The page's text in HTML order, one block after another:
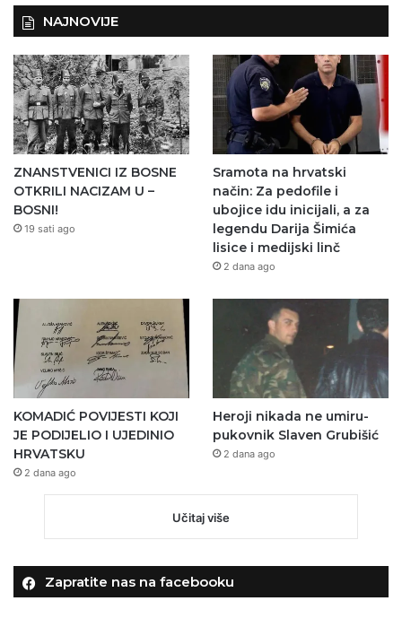
NAJNOVIJE
ZNANSTVENICI IZ BOSNE
OTKRILI NACIZAM U –
BOSNI!
19 sati ago
Sramota na hrvatski
način: Za pedofile i
ubojice idu inicijali, a za
legendu Darija Šimića
lisice i medijski linč
2 dana ago
KOMADIĆ POVIJESTI KOJI
JE PODIJELIO I UJEDINIO
HRVATSKU
2 dana ago
Heroji nikada ne umiru-
pukovnik Slaven Grubišić
2 dana ago
Učitaj više
Zapratite nas na facebooku